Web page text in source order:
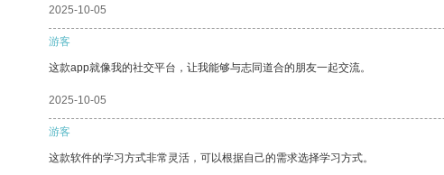
2025-10-05
游客
这款app就像我的社交平台，让我能够与志同道合的朋友一起交流。
2025-10-05
游客
这款软件的学习方式非常灵活，可以根据自己的需求选择学习方式。